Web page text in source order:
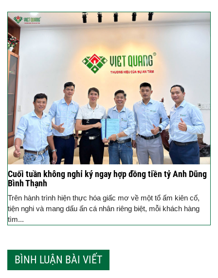
Cuối tuần không nghỉ ký ngay hợp đồng tiền tỷ Anh Dũng
Bình Thạnh
Trên hành trình hiện thực hóa giấc mơ về một tổ ấm kiên cố,
tiện nghi và mang dấu ấn cá nhân riêng biệt, mỗi khách hàng
tìm...
BÌNH LUẬN BÀI VIẾT